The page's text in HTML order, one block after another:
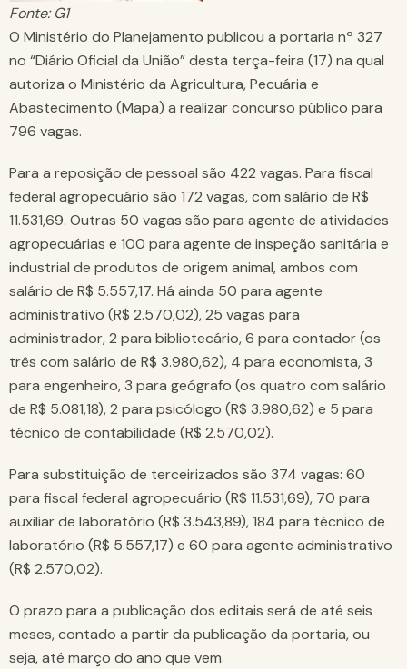
Fonte: G1
O Ministério do Planejamento publicou a portaria nº 327
no “Diário Oficial da União” desta terça-feira (17) na qual
autoriza o Ministério da Agricultura, Pecuária e
Abastecimento (Mapa) a realizar concurso público para
796 vagas.
Para a reposição de pessoal são 422 vagas. Para fiscal
federal agropecuário são 172 vagas, com salário de R$
11.531,69. Outras 50 vagas são para agente de atividades
agropecuárias e 100 para agente de inspeção sanitária e
industrial de produtos de origem animal, ambos com
salário de R$ 5.557,17. Há ainda 50 para agente
administrativo (R$ 2.570,02), 25 vagas para
administrador, 2 para bibliotecário, 6 para contador (os
três com salário de R$ 3.980,62), 4 para economista, 3
para engenheiro, 3 para geógrafo (os quatro com salário
de R$ 5.081,18), 2 para psicólogo (R$ 3.980,62) e 5 para
técnico de contabilidade (R$ 2.570,02).
Para substituição de terceirizados são 374 vagas: 60
para fiscal federal agropecuário (R$ 11.531,69), 70 para
auxiliar de laboratório (R$ 3.543,89), 184 para técnico de
laboratório (R$ 5.557,17) e 60 para agente administrativo
(R$ 2.570,02).
O prazo para a publicação dos editais será de até seis
meses, contado a partir da publicação da portaria, ou
seja, até março do ano que vem.